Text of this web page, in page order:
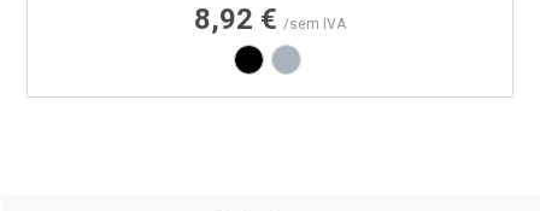
8,92 € /sem IVA
Preto Cinza